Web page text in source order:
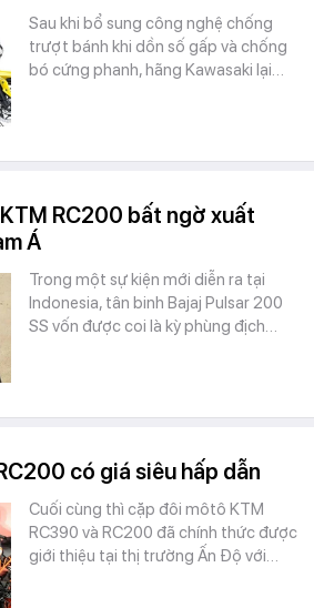
Sau khi bổ sung công nghệ chống
trượt bánh khi dồn số gấp và chống
bó cứng phanh, hãng Kawasaki lại…
RC200 bất ngờ xuất
Á
Trong một sự kiện mới diễn ra tại
Indonesia, tân binh Bajaj Pulsar 200
SS vốn được coi là kỳ phùng địch…
có giá siêu hấp dẫn
Cuối cùng thì cặp đôi môtô KTM
RC390 và RC200 đã chính thức được
giới thiệu tại thị trường Ấn Độ với…